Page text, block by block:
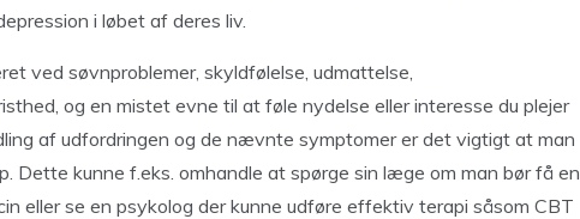
i løbet af deres liv.
ved søvnproblemer, skyldfølelse, udmattelse,
og en mistet evne til at føle nydelse eller interesse du plejer
af udfordringen og de nævnte symptomer er det vigtigt at man
Dette kunne f.eks. omhandle at spørge sin læge om man bør få en
eller se en psykolog der kunne udføre effektiv terapi såsom CBT